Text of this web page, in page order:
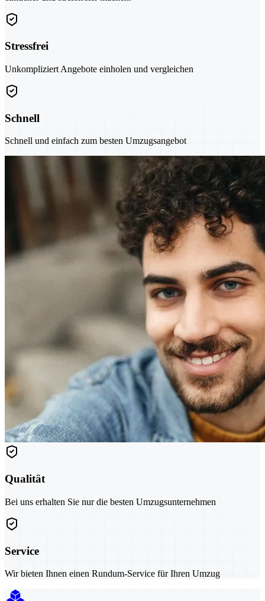
Stressfrei
Unkompliziert Angebote einholen und vergleichen
Schnell
Schnell und einfach zum besten Umzugsangebot
Qualität
Bei uns erhalten Sie nur die besten Umzugsunternehmen
Service
Wir bieten Ihnen einen Rundum-Service für Ihren Umzug